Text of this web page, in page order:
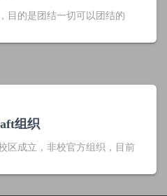
目的是团结一切可以团结的
组织
区成立，非校官方组织，目前